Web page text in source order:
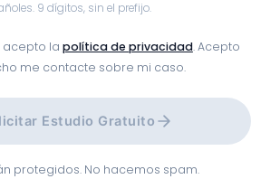
9 dígitos, sin el prefijo.
acepto la política de privacidad. Acepto
me contacte sobre mi caso.
Estudio Gratuito
protegidos. No hacemos spam.